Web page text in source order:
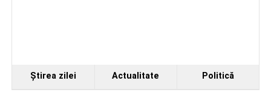
Ştirea zilei Actualitate Politică